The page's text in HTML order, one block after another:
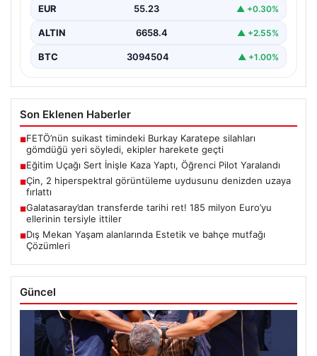
EUR 55.23 ▲ +0.30%
ALTIN 6658.4 ▲ +2.55%
BTC 3094504 ▲ +1.00%
Son Eklenen Haberler
■FETÖ’nün suikast timindeki Burkay Karatepe silahları
gömdüğü yeri söyledi, ekipler harekete geçti
■Eğitim Uçağı Sert İnişle Kaza Yaptı, Öğrenci Pilot Yaralandı
■Çin, 2 hiperspektral görüntüleme uydusunu denizden uzaya
fırlattı
■Galatasaray’dan transferde tarihi ret! 185 milyon Euro’yu
ellerinin tersiyle ittiler
■Dış Mekan Yaşam alanlarında Estetik ve bahçe mutfağı
Çözümleri
Güncel